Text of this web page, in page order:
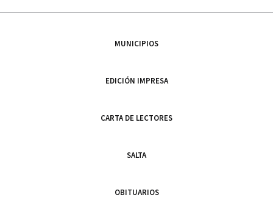
MUNICIPIOS
EDICIÓN IMPRESA
CARTA DE LECTORES
SALTA
OBITUARIOS